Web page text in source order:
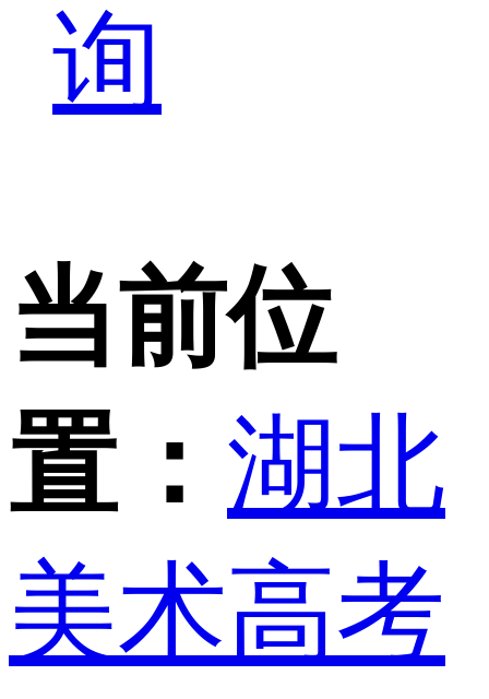
询
当前位
置： 湖北
美术高考